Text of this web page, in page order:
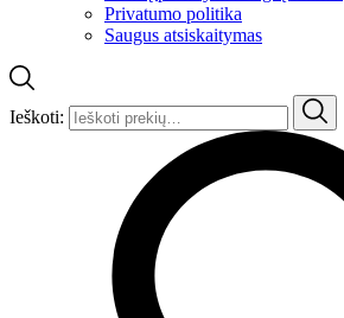
Privatumo politika
Saugus atsiskaitymas
Ieškoti: